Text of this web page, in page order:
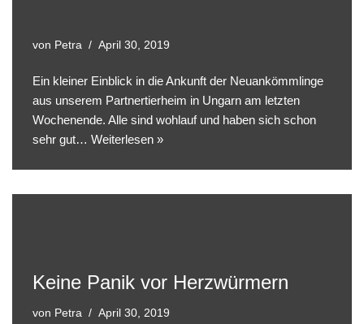
von Petra April 30, 2019
Ein kleiner Einblick in die Ankunft der Neuankömmlinge
aus unserem Partnertierheim in Ungarn am letzten
Wochenende. Alle sind wohlauf und haben sich schon
sehr gut… Weiterlesen »
Keine Panik vor Herzwürmern
von Petra April 30, 2019